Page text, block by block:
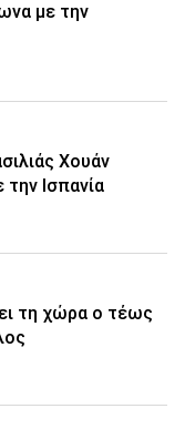
με την
Χουάν
Ισπανία
τη χώρα ο τέως